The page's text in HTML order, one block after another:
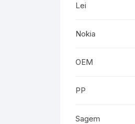
Lei
Nokia
OEM
PP
Sagem